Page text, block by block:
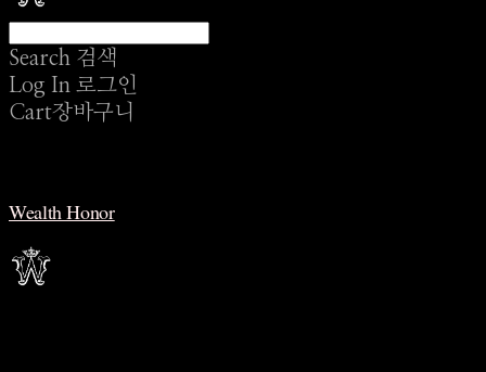
Search 검색
Log In 로그인
Cart장바구니
Wealth Honor